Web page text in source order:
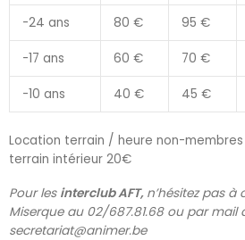
-24 ans 80 € 95 €
-17 ans 60 € 70 €
-10 ans 40 € 45 €
Location terrain / heure non-
terrain intérieur 20€
Pour les interclub AFT,n’hésitez pas à
Miserque au 02/687.81.68 ou par mail
secretariat@animer.be